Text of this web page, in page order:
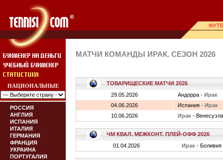
НАЦИОНАЛЬНЫЕ
РОССИЯ
АНГЛИЯ
ИСПАНИЯ
ИТАЛИЯ
ГЕРМАНИЯ
ФРАНЦИЯ
УКРАИНА
ПОРТУГАЛИЯ
МАТЧИ КОМАНДЫ ИРАК. СЕЗОН 2026
ТОВАРИЩЕСКИЕ МАТЧИ 2026
29.05.2026
Андорра - Ирак
04.06.2026
Испания - Ирак
10.06.2026
Ирак - Венесуэла
ЧМ КВАЛ. МЕЖКОНТ. ПЛЕЙ-ОФФ 2026
01.04.2026
Ирак - Боливия